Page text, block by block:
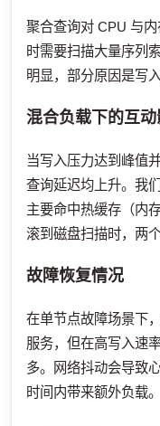
聚合查询对 CPU 与
时需要扫描大量序列
明显，部分原因是写
混合负载下的互动
当写入压力达到峰值
查询延迟均上升。我
主要命中热缓存（内
滚到磁盘扫描时，两
故障恢复情况
在单节点故障场景下
服务，但在高写入速
多。网络抖动会导致
时间内带来额外负载。